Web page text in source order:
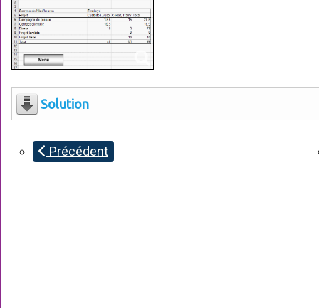
Solution
Précédent